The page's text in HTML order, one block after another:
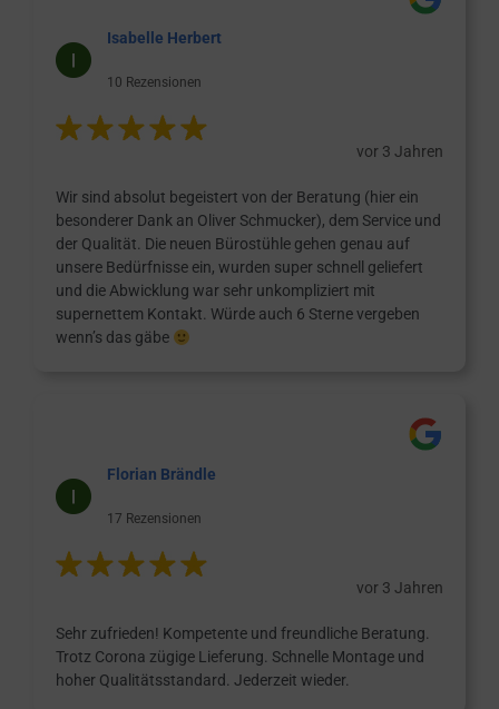
Isabelle Herbert
10 Rezensionen
vor 3 Jahren
Wir sind absolut begeistert von der Beratung (hier ein
besonderer Dank an Oliver Schmucker), dem Service und
der Qualität. Die neuen Bürostühle gehen genau auf
unsere Bedürfnisse ein, wurden super schnell geliefert
und die Abwicklung war sehr unkompliziert mit
supernettem Kontakt. Würde auch 6 Sterne vergeben
wenn’s das gäbe
Florian Brändle
17 Rezensionen
vor 3 Jahren
Sehr zufrieden! Kompetente und freundliche Beratung.
Trotz Corona zügige Lieferung. Schnelle Montage und
hoher Qualitätsstandard. Jederzeit wieder.